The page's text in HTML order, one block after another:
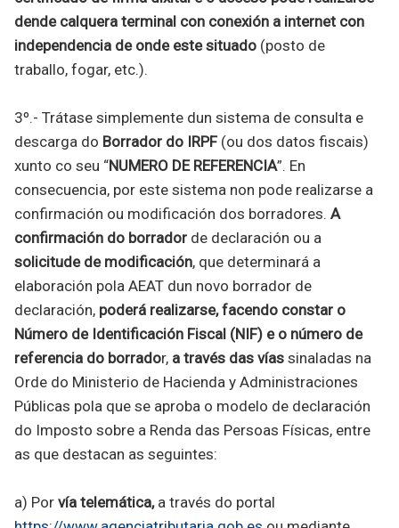
dende calquera terminal con conexión a internet con
independencia de onde este situado (posto de
traballo, fogar, etc.).
3º.- Trátase simplemente dun sistema de consulta e
descarga do Borrador do IRPF (ou dos datos fiscais)
xunto co seu “NUMERO DE REFERENCIA”. En
consecuencia, por este sistema non pode realizarse a
confirmación ou modificación dos borradores. A
confirmación do borrador de declaración ou a
solicitude de modificación, que determinará a
elaboración pola AEAT dun novo borrador de
declaración, poderá realizarse, facendo constar o
Número de Identificación Fiscal (NIF) e o número de
referencia do borrador, a través das vías sinaladas na
Orde do Ministerio de Hacienda y Administraciones
Públicas pola que se aproba o modelo de declaración
do Imposto sobre a Renda das Persoas Físicas, entre
as que destacan as seguintes:
a) Por vía telemática,a través do portal